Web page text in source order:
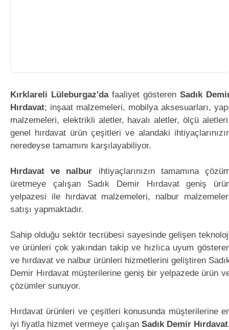
Kırklareli Lüleburgaz'dafaaliyet gösteren Sadık
Hırdavat; inşaat malzemeleri, mobilya aksesuarları,
malzemeleri, elektrikli aletler, havalı aletler, ölçü
genel hırdavat ürün çeşitleri ve alandaki
neredeyse tamamını karşılayabiliyor.
Hırdavat ve nalbur ihtiyaçlarınızın tamamına
üretmeye çalışan Sadık Demir Hırdavat geniş
yelpazesi ile hırdavat malzemeleri, nalbur
satışı yapmaktadır.
Sahip olduğu sektör tecrübesi sayesinde gelişen
ve ürünleri çok yakından takip ve hızlıca uyum
ve hırdavat ve nalbur ürünleri hizmetlerini geliştiren
Demir Hırdavat müşterilerine geniş bir yelpazede ürün
çözümler sunuyor.
Hırdavat ürünleri ve çeşitleri konusunda müşterilerine
iyi fiyatla hizmet vermeye çalışan Sadık Demir Hırdavat